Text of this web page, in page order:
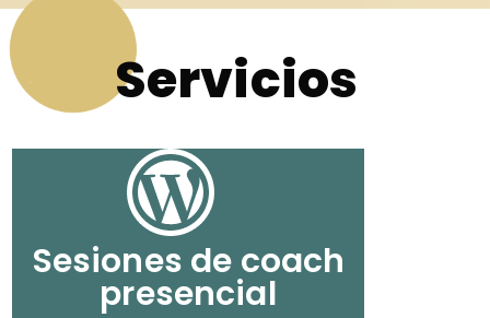
Servicios
Sesiones de coach
presencial